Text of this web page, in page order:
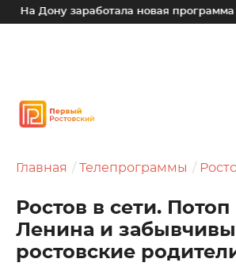
заработала новая программа
Главная Телепрограммы
Ростов в сети. Потоп
Ленина и
ростовские